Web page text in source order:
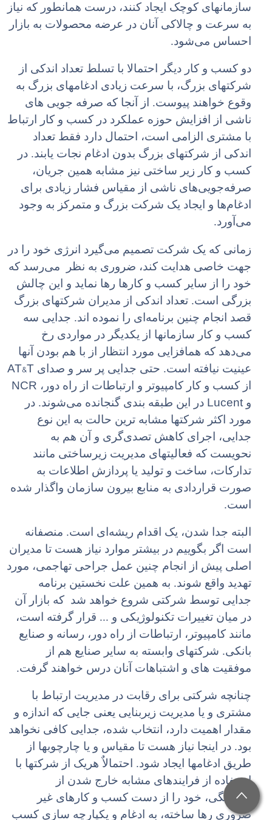
سازمانهای کوچک ایجاد کنند، درست همانطور که نیاز
به سرعت و چالاکی آنان در عرضه محصولات به بازار
احساس می‌شود.
دو کسب و کار دیگر احتمالا با تسلط تعداد اندکی از
شرکتهای بزرگ، با سرعت زیادی ادغامهای بزرگ به
وقوع خواهند پیوست. از آنجا که صرفه جویی های
ناشی از افزایش حوزه عملکرد در کسب و کار ارتباط
با مشتری الزامی است، احتمال دارد فقط تعداد
اندکی از شرکتهای بزرگ بدون ادغام نجات یابند. در
کسب و کار زیر ساختی نیز مشابه همین جریان،
صرفه‌جویی‌های ناشی از مقیاس فشار زیادی برای
ادغام‌ها و ایجاد یک شرکت بزرگ و متمرکز به وجود
می‌آورد.
زمانی که یک شرکت تصمیم می‌گیرد انرژی خود را در
جهت خاصی هدایت کند، ضروری به نظر می‌رسد که
خود را از سایر کسب و کارها رها نماید و این چالش
بزرگی است. تعداد اندکی از مدیران شرکتهای بزرگ
قصد انجام چنین برنامه‌ای را نموده اند. جدایی سه
کسب و کار سازمانها از یکدیگر در مواردی رخ
می‌دهد که همافزایی مورد انتظار از با هم بودن آنها
عینیت نیافته است. حتی جدایی پر سر و صدای‌ AT&T
از کسب و کار کامپیوتر و ارتباطات از راه دور، NCR
و Lucent در این طبقه بندی گنجانده می‌شوند. در
مورد اکثر شرکتها مشابه ترین حالت به این نوع
جدایی، اجرای کاهش تصدی‌گری و آن هم به
نحویست که فعالیتهای مدیریت زیرساختی مانند
تدارکات، ساخت و تولید یا پردازش اطلاعات به
صورت قراردادی به منابع بیرون سازمان واگذار شده
است.
البته جدا شدن، یک اقدام ریشه‌ای است. منصفانه
است اگر بگوییم در بیشتر موارد نیاز هست تا مدیران
اصلی پیش از انجام چنین عمل جراحی تهاجمی، مورد
تهدید واقع شوند. به همین علت نخستین برنامه
جدایی توسط شرکتی شروع خواهد شد که بازار آن
در میان تغییرات تکنولوژیکی و ... قرار گرفته است،
مانند کامپیوتر، ارتباطات از راه دور، رسانه و صنایع
بانکی. شرکتهای وابسته به سایر صنایع هم از
موفقیت های و اشتباهات آنان درس خواهند گرفت.
چنانچه شرکتی برای رقابت در مدیریت ارتباط با
مشتری و یا مدیریت زیربنایی یعنی جایی که اندازه و
مقدار اهمیت دارد، انتخاب شده، جدایی کافی نخواهد
بود. در اینجا نیاز هست تا مقیاس و یا چارچوبها از
طریق ادغامها ایجاد شود. احتمالاٌ هریک از شرکتها با
استفاده از فرایندهای مشابه خارج شدن از
انباشتگی، خود را از دست کسب و کارهای غیر
ضروری رها ساخته، به ادغام و یکپارچه سازی کسب